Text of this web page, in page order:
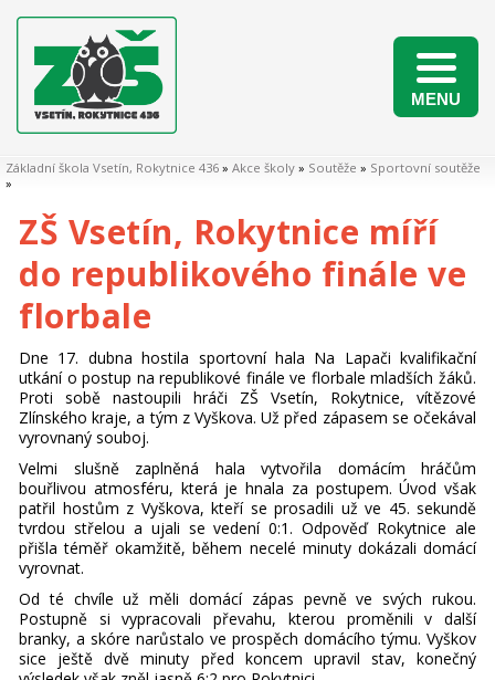
MENU
Základní škola Vsetín, Rokytnice 436 » Akce školy » Soutěže » Sportovní soutěže
»
ZŠ Vsetín, Rokytnice míří
do republikového finále ve
florbale
Dne 17. dubna hostila sportovní hala Na Lapači kvalifikační
utkání o postup na republikové finále ve florbale mladších žáků.
Proti sobě nastoupili hráči ZŠ Vsetín, Rokytnice, vítězové
Zlínského kraje, a tým z Vyškova. Už před zápasem se očekával
vyrovnaný souboj.
Velmi slušně zaplněná hala vytvořila domácím hráčům
bouřlivou atmosféru, která je hnala za postupem. Úvod však
patřil hostům z Vyškova, kteří se prosadili už ve 45. sekundě
tvrdou střelou a ujali se vedení 0:1. Odpověď Rokytnice ale
přišla téměř okamžitě, během necelé minuty dokázali domácí
vyrovnat.
Od té chvíle už měli domácí zápas pevně ve svých rukou.
Postupně si vypracovali převahu, kterou proměnili v další
branky, a skóre narůstalo ve prospěch domácího týmu. Vyškov
sice ještě dvě minuty před koncem upravil stav, konečný